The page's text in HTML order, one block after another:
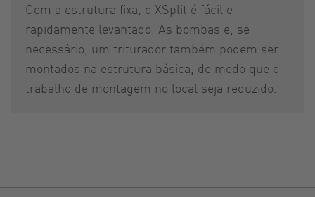
Com a estrutura fixa, o XSplit é fácil e
rapidamente levantado. As bombas e, se
necessário, um triturador também podem ser
montados na estrutura básica, de modo que o
trabalho de montagem no local seja reduzido.